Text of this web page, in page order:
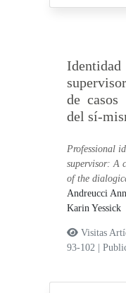
de casos
del sí-
Professional
supervisor: A
of the
Andreucci
Karin Yessick
Visitas
93-102
|